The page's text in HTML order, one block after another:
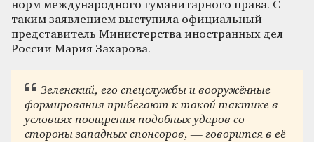
норм международного гуманитарного права. С
таким заявлением выступила официальный
представитель Министерства иностранных дел
России Мария Захарова.
Зеленский, его спецслужбы и вооружённые
формирования прибегают к такой тактике в
условиях поощрения подобных ударов со
стороны западных спонсоров, — говорится в её